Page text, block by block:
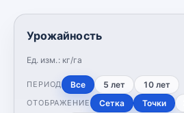
Урожайность
Ед. изм.: кг/га
ПЕРИОД Все 5 лет 10 лет
ОТОБРАЖЕНИЕ Сетка Точки